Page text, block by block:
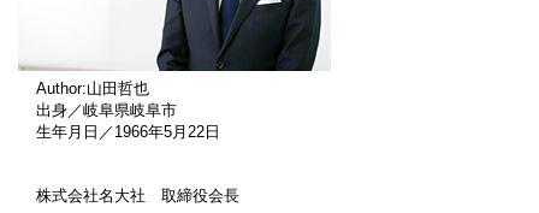
Author:山田哲也
出身／岐阜県岐阜市
生年月日／1966年5月22日
株式会社名大社 取締役会長